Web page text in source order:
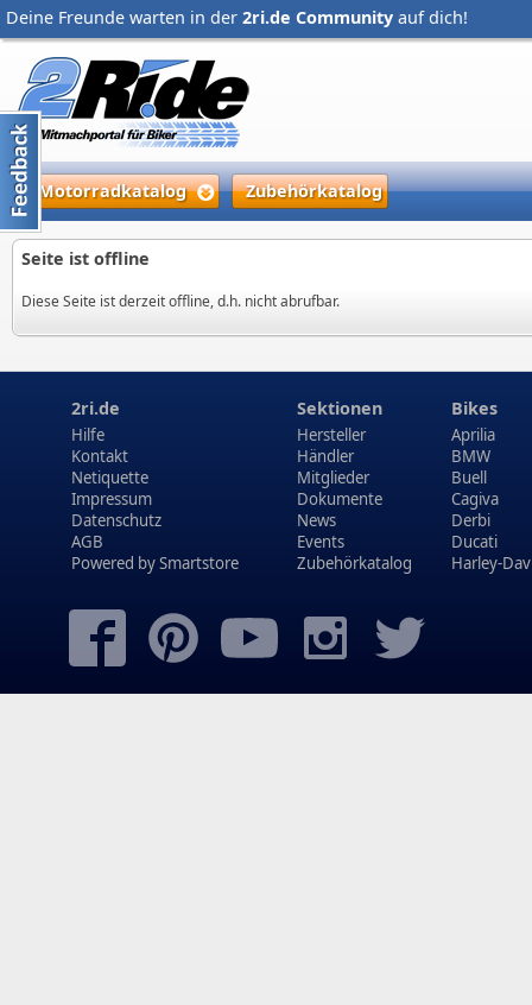
Deine Freunde warten in der 2ri.de Community auf dich!
Motorradkatalog Zubehörkatalog
Seite ist offline
Diese Seite ist derzeit offline, d.h. nicht abrufbar.
2ri.de
Hilfe
Kontakt
Netiquette
Impressum
Datenschutz
AGB
Powered bySmartstore
Sektionen
Hersteller
Händler
Mitglieder
Dokumente
News
Events
Zubehörkatalog
Bikes
Aprilia
BMW
Buell
Cagiva
Derbi
Ducati
Harley-